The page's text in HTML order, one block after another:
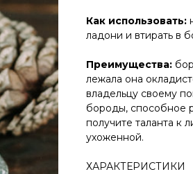
Как использовать:
ладони и втирать в
Преимущества:
лежала она
владельцу своему
бороды, способное
получите таланта к
ухоженной.
ХАРАКТЕРИСТИКИ